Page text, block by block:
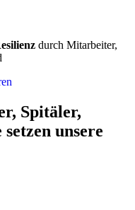
durch Mitarbeiter,
Spitäler,
unsere